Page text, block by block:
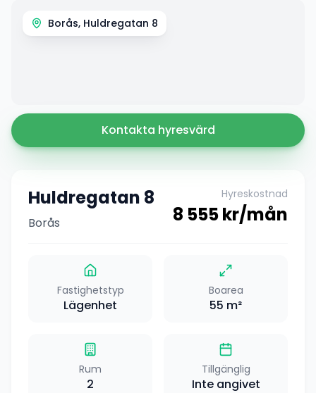
Borås, Huldregatan 8
Kontakta hyresvärd
Huldregatan 8
Borås
Hyreskostnad
8 555kr/mån
Fastighetstyp
Lägenhet
Boarea
55 m²
Rum
2
Tillgänglig
Inte angivet